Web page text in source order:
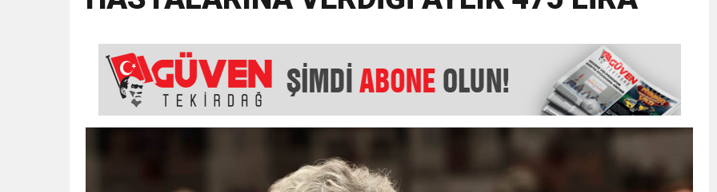
15:35 ÇERKEZKÖY’ÜN CAN DAMARINDA “CANDAN” DEĞİŞİM
12:32
6. GELENEKSEL KEŞKEK ŞENLİĞİNDE MUHTEŞEM FİNAL